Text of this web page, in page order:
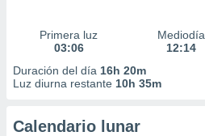
Primera luz
03:06
Mediodía
12:14
Duración del día 16h 20m
Luz diurna restante 10h 35m
Calendario lunar